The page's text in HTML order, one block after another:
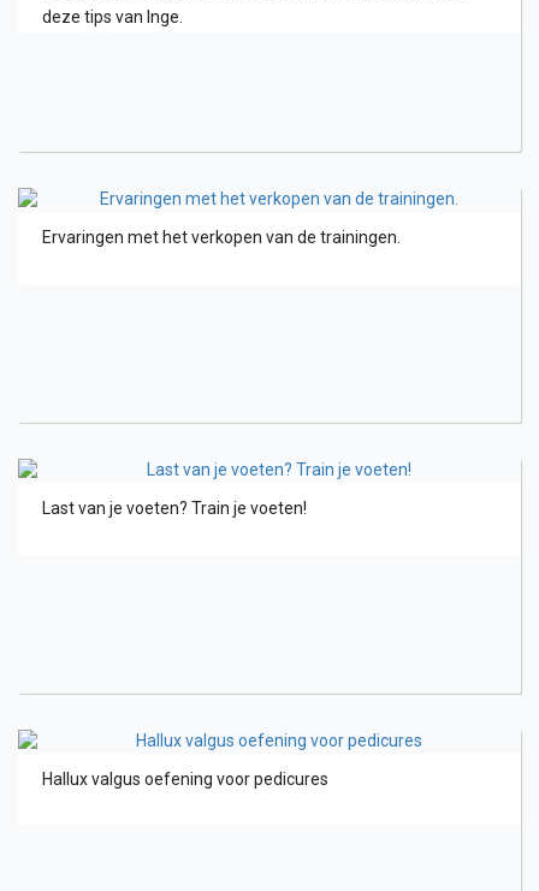
deze tips van Inge.
Ervaringen met het verkopen van de trainingen.
Last van je voeten? Train je voeten!
Hallux valgus oefening voor pedicures